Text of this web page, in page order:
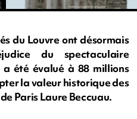
du Louvre ont désormais
du spectaculaire
été évalué à 88 millions
la valeur historique des
Paris Laure Beccuau.